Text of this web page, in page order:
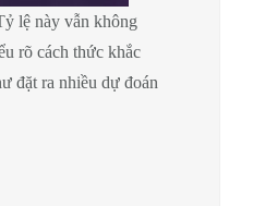
lệ này vẫn không
rõ cách thức khắc
đặt ra nhiều dự đoán